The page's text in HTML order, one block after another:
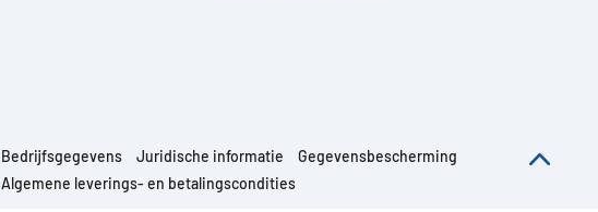
Bedrijfsgegevens Juridische informatie
Gegevensbescherming
Algemene leverings- en betalingscondities